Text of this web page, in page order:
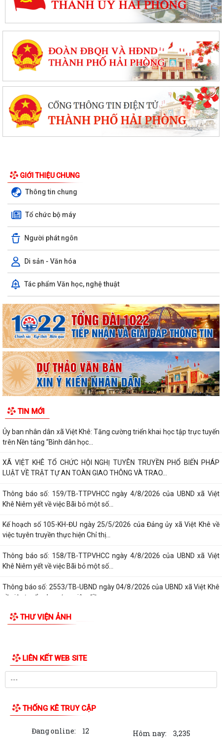
GIỚI THIỆU CHUNG
Thông tin chung
Tổ chức bộ máy
Người phát ngôn
Di sản - Văn hóa
Tác phẩm Văn học, nghệ thuật
TIN MỚI
Ủy ban nhân dân xã Việt Khê: Tăng cường triển khai học tập trực tuyến
trên Nền tảng “Bình dân học...
XÃ VIỆT KHÊ TỔ CHỨC HỘI NGHỊ TUYÊN TRUYỀN PHỔ BIẾN PHÁP
LUẬT VỀ TRẬT TỰ AN TOÀN GIAO THÔNG VÀ TRAO...
Thông báo số: 159/TB-TTPVHCC ngày 4/8/2026 của UBND xã Việt
Khê Niêm yết về việc Bãi bỏ một số...
Kế hoạch số 105-KH-ĐU ngày 25/5/2026 của Đảng ủy xã Việt Khê về
việc tuyên truyền thực hiện Chỉ thị...
Thông báo số: 158/TB-TTPVHCC ngày 4/8/2026 của UBND xã Việt
Khê Niêm yết về việc Bãi bỏ một số...
Thông báo số: 2553/TB-UBND ngày 04/8/2026 của UBND xã Việt Khê
về việc tuyển chọn ứng viên điều...
THƯ VIỆN ẢNH
LIÊN KẾT WEB SITE
THỐNG KÊ TRUY CẬP
Đang online: 12 Hôm nay:
3,235